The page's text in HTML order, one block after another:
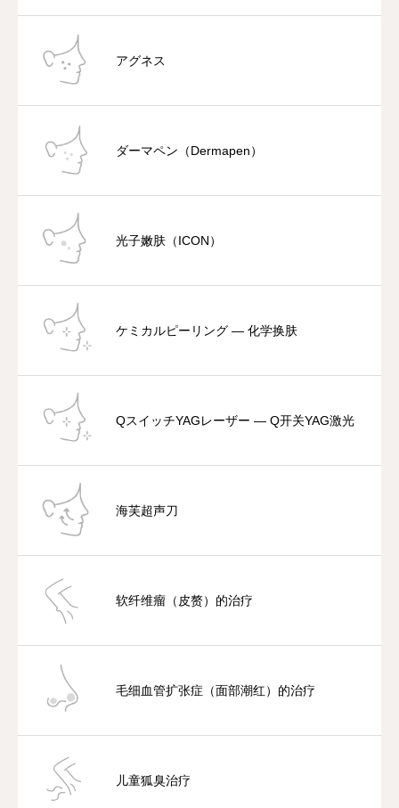
アグネス
ダーマペン（Dermapen）
光子嫩肤（ICON）
ケミカルピーリング — 化学换肤
QスイッチYAGレーザー — Q开关YAG激光
海芙超声刀
软纤维瘤（皮赘）的治疗
毛细血管扩张症（面部潮红）的治疗
儿童狐臭治疗